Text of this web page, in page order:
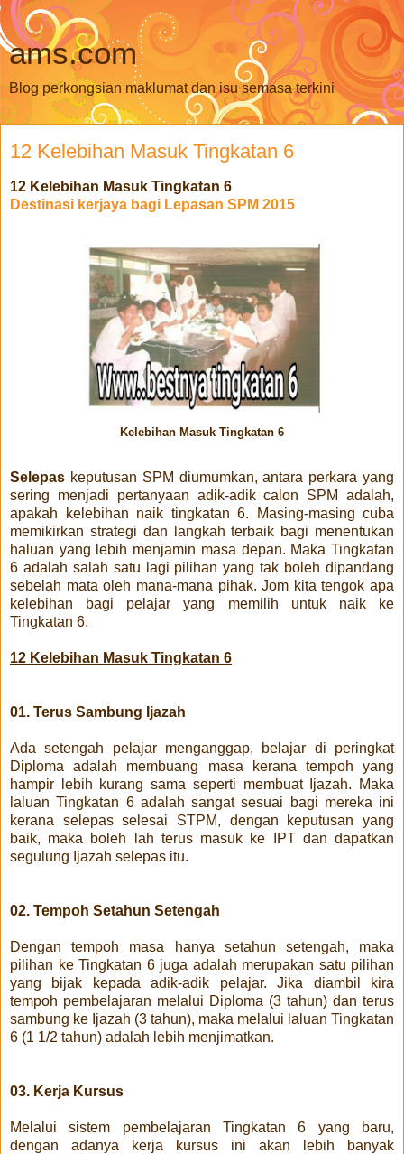
ams.com
Blog perkongsian maklumat dan isu semasa terkini
12 Kelebihan Masuk Tingkatan 6
12 Kelebihan Masuk Tingkatan 6
Destinasi kerjaya bagi Lepasan SPM 2015
Kelebihan Masuk Tingkatan 6
Selepas keputusan SPM diumumkan, antara perkara yang
sering menjadi pertanyaan adik-adik calon SPM adalah,
apakah kelebihan naik tingkatan 6. Masing-masing cuba
memikirkan strategi dan langkah terbaik bagi menentukan
haluan yang lebih menjamin masa depan. Maka Tingkatan
6 adalah salah satu lagi pilihan yang tak boleh dipandang
sebelah mata oleh mana-mana pihak. Jom kita tengok apa
kelebihan bagi pelajar yang memilih untuk naik ke
Tingkatan 6.
12 Kelebihan Masuk Tingkatan 6
01. Terus Sambung Ijazah
Ada setengah pelajar menganggap, belajar di peringkat
Diploma adalah membuang masa kerana tempoh yang
hampir lebih kurang sama seperti membuat Ijazah. Maka
laluan Tingkatan 6 adalah sangat sesuai bagi mereka ini
kerana selepas selesai STPM, dengan keputusan yang
baik, maka boleh lah terus masuk ke IPT dan dapatkan
segulung Ijazah selepas itu.
02. Tempoh Setahun Setengah
Dengan tempoh masa hanya setahun setengah, maka
pilihan ke Tingkatan 6 juga adalah merupakan satu pilihan
yang bijak kepada adik-adik pelajar. Jika diambil kira
tempoh pembelajaran melalui Diploma (3 tahun) dan terus
sambung ke Ijazah (3 tahun), maka melalui laluan Tingkatan
6 (1 1/2 tahun) adalah lebih menjimatkan.
03. Kerja Kursus
Melalui sistem pembelajaran Tingkatan 6 yang baru,
dengan adanya kerja kursus ini akan lebih banyak